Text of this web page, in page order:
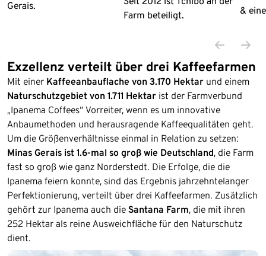
Gerais.
Farm beteiligt.
&
Exzellenz verteilt über drei Kaffeefarmen
Mit einer Kaffeeanbauflache von 3.170 Hektar und einem
Naturschutzgebiet von 1.711 Hektar ist der Farmverbund
„Ipanema Coffees“ Vorreiter, wenn es um innovative
Anbaumethoden und herausragende Kaffeequalitäten geht.
Um die Größenverhältnisse einmal in Relation zu setzen:
Minas Gerais ist 1.6-mal so groß wie Deutschland, die Farm
fast so groß wie ganz Norderstedt. Die Erfolge, die die
Ipanema feiern konnte, sind das Ergebnis jahrzehntelanger
Perfektionierung, verteilt über drei Kaffeefarmen. Zusätzlich
gehört zur Ipanema auch die Santana Farm, die mit ihren
252 Hektar als reine Ausweichfläche für den Naturschutz
dient.